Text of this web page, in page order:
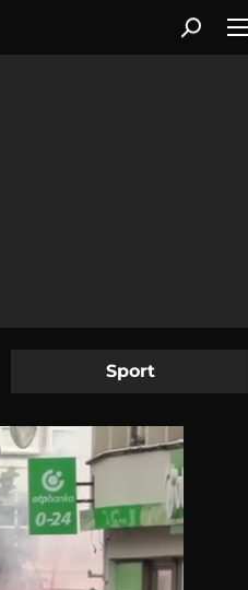
Sport